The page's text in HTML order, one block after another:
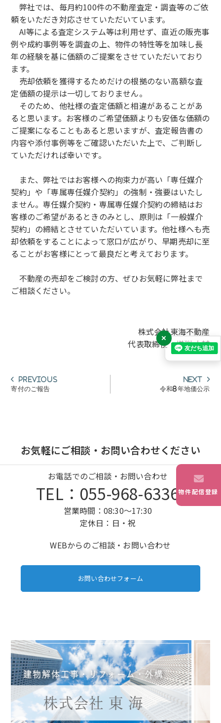
弊社では、毎月約100件の不動産査定・調査等のご依
頼をいただき対応させていただいています。
AI等による査定システム等は利用せず、直近の販売事
例や成約事例等を調査の上、物件の特性等を加味し長
年の経験を基に価額のご提案をさせていただいており
ます。
売却依頼を獲得するためだけの根拠のない高額な査
定価額の提示は一切しておりません。
そのため、他社様の査定価額と相違があることがあ
ると思います。お客様のご希望価額よりも安価な価額の
ご提案になることもあると思いますが、査定報告書の
内容や添付事例等をご確認いただいた上で、ご判断し
ていただければ幸いです。
また、弊社ではお客様への拘束力が高い「専任媒介
契約」や「専属専任媒介契約」の強制・強要はいたし
ません。専任媒介契約・専属専任媒介契約の締結はお
客様のご希望があるときのみとし、原則は「一般媒介
契約」の締結とさせていただいています。他社様へも売
却依頼をすることによって窓口が広がり、早期売却に至
ることがお客様にとって最良だと考えております。
不動産の売却をご検討の方、ぜひお気軽に弊社まで
ご相談ください。
株式会社東海不動産
代表取締役 増渕 大輔
投
稿
ョ
PreviousPrevious
寄付のご報告
Next
令和8年地価公示
お気軽にご相談・お問い合わせください
お電話でのご相談・お問い合わせ
TEL：055-968-6336
営業時間：08:30～17:30
定休日：日・祝
WEBからのご相談・お問い合わせ
お問い合わせフォーム
物件配信登録
×